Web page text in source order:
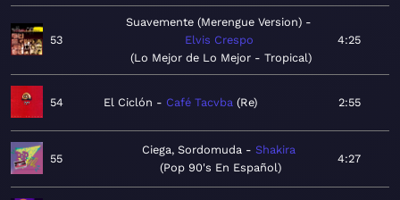
53
Suavemente (Merengue Version)
Elvis Crespo
Lo Mejor de Lo Mejor - Tropical
4:25
54 El Ciclón Café Tacvba Re 2:55
55
Ciega, Sordomuda
Shakira
Pop 90's En Español
4:27